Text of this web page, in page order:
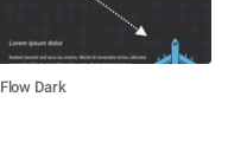
Flow Dark